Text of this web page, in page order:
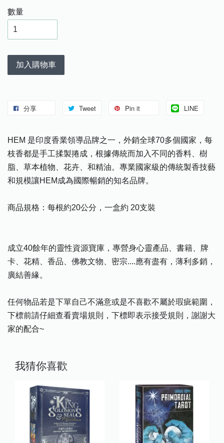
數量
加入購物車
分享 Tweet Pin it LINE
HEM 是印度香業領導品牌之一，外銷全球70多個國家，每
枝香都是手工揉製捲成，根據傳統而加入不同的香料、樹
脂、草本植物、花卉、和精油。專業國家級的傳統製香技藝
和規模讓HEM成為國際暢銷的知名品牌。
商品規格：每根約20公分，一盒約 20支裝
成立40餘年的靈性資源寶庫，專營身心靈產品、書籍、牌
卡、花精、香品、佛教文物、密宗....應有盡有，薄利多銷，
廣結善緣。
任何物品若是下單自己不滿意或是不喜歡不屬於瑕疵範圍，
下標前請仔細查看賣場規則，下標即表示接受規則，謝謝大
家的配合~
我猜你喜歡